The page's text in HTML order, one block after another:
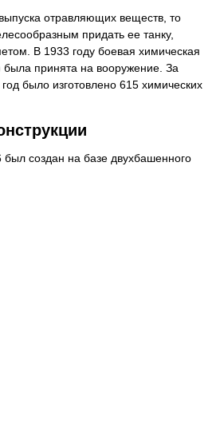
отравляющих веществ, то
придать ее танку,
В 1933 году боевая химическая
принята на вооружение. За
было изготовлено 615 химических
создан на базе двухбашенного